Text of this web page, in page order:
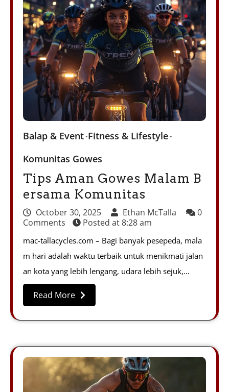
Balap & Event Fitness & Lifestyle
Komunitas Gowes
Tips Aman Gowes Malam B
ersama Komunitas
October 30, 2025 Ethan McTalla
0
Comments
Posted at8:28 am
mac-tallacycles.com – Bagi banyak pesepeda, mala
m hari adalah waktu terbaik untuk menikmati jalan
an kota yang lebih lengang, udara lebih sejuk,…
Read More